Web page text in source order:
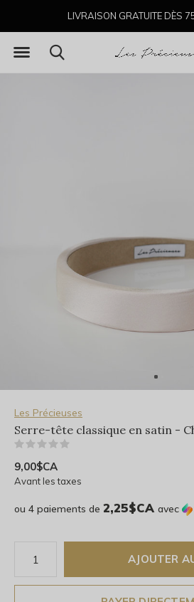
LIVRAISON GRATUITE DÈS
Les Précieuses
Serre-tête classique en satin -
9,00$CA
Avant les taxes
ou 4 paiements de 2,25$CA avec
AJOUTER